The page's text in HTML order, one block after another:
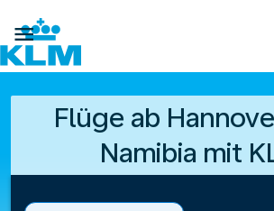

Flüge ab
Namibia mit